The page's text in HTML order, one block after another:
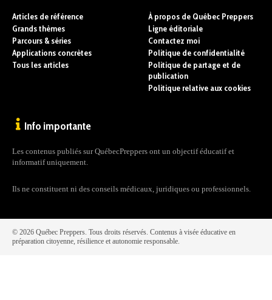
Articles de référence
Grands thèmes
Parcours & séries
Applications concrètes
Tous les articles
À propos de Québec Preppers
Ligne éditoriale
Contactez moi
Politique de confidentialité
Politique de partage et de
publication
Politique relative aux cookies
Info importante
Les contenus publiés sur QuébecPreppers ont un objectif éducatif et
informatif uniquement.
Ils ne constituent ni des conseils médicaux, juridiques ou professionnels.
© 2026 Québec Preppers. Tous droits réservés. Contenus à visée éducative en
préparation citoyenne, résilience et autonomie responsable.